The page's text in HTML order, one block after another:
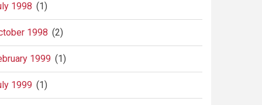
1998 (1)
1998 (2)
1999 (1)
1999 (1)